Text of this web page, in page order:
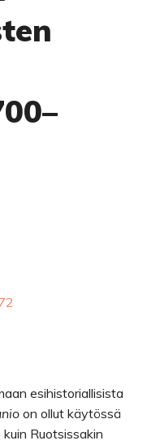
esihistoriallisista
on ollut käytössä
Ruotsissakin